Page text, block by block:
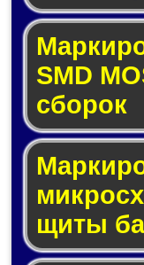
SMD
сбо­рок
щи­ты